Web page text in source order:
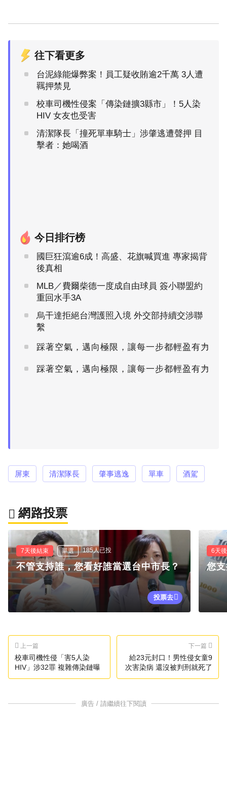
往下看更多
台泥綠能爆弊案！員工疑收賄逾2千萬 3人遭
羈押禁見
校車司機性侵案「傳染鏈擴3縣市」！5人染
HIV 女友也受害
清潔隊長「撞死單車騎士」涉肇逃遭聲押 目
擊者：她喝酒
今日排行榜
國巨狂瀉逾6成！高盛、花旗喊買進 專家揭背
後真相
MLB／費爾柴德一度成自由球員 簽小聯盟約
重回水手3A
烏干達拒絕台灣護照入境 外交部持續交涉聯
繫
踩著空氣，邁向極限，讓每一步都輕盈有力
PR
踩著空氣，邁向極限，讓每一步都輕盈有力
PR
屏東 清潔隊長 肇事逃逸 單車 酒駕
網路投票
7天後結束 單選 185人已投
不管支持誰，您看好誰當選台中市長？
投票去
6天
您
上一篇
校車司機性侵「害5人染
HIV」涉32罪 複雜傳染鏈曝
下一篇
給23元封口！男性侵女童9
次害染病 還沒被判刑就死了
廣告 / 請繼續往下閱讀